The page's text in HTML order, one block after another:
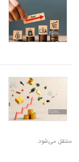
منتقل می‌شود.